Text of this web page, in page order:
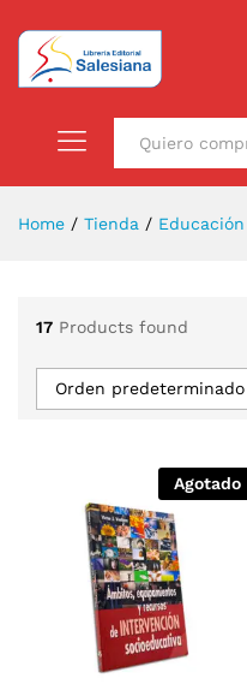
Home / Tienda / Educación
17 Products found
Orden predeterminado
Agotado